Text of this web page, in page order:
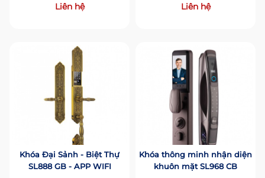
Liên hệ Liên hệ
Khóa Đại Sảnh - Biệt Thự
SL888 GB - APP WIFI
Khóa thông minh nhận diện
khuôn mặt SL968 CB